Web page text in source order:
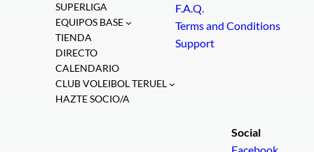
SUPERLIGA
EQUIPOS BASE
TIENDA
DIRECTO
CALENDARIO
CLUB VOLEIBOL TERUEL
HAZTE SOCIO/A
F.A.Q.
Terms and Conditions
Support
Social